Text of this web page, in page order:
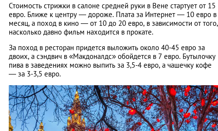
Стоимость стрижки в салоне средней руки в Вене стартует от 15
евро. Ближе к центру — дороже. Плата за Интернет — 10 евро в
месяц, а поход в кино — от 10 до 20 евро, в зависимости от того,
насколько давно фильм находится в прокате.
За поход в ресторан придется выложить около 40-45 евро за
двоих, а сэндвич в «Макдоналдс» обойдется в 7 евро. Бутылочку
пива в заведениях можно выпить за 3,5-4 евро, а чашечку кофе
— за 3-3,5 евро.